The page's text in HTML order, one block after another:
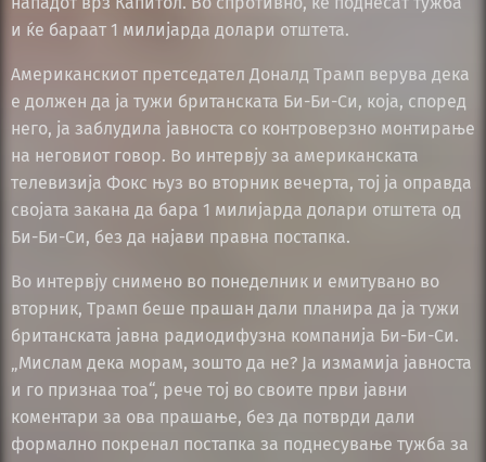
и ќе бараат 1 милијарда долари отштета.
Американскиот претседател Доналд Трамп верува дека
е должен да ја тужи британската Би-Би-Си, која, според
него, ја заблудила јавноста со контроверзно монтирање
на неговиот говор. Во интервју за американската
телевизија Фокс њуз во вторник вечерта, тој ја оправда
својата закана да бара 1 милијарда долари отштета од
Би-Би-Си, без да најави правна постапка.
Во интервју снимено во понеделник и емитувано во
вторник, Трамп беше прашан дали планира да ја тужи
британската јавна радиодифузна компанија Би-Би-Си.
„Мислам дека морам, зошто да не? Ја измамија јавноста
и го признаа тоа“, рече тој во своите први јавни
коментари за ова прашање, без да потврди дали
формално покренал постапка за поднесување тужба за